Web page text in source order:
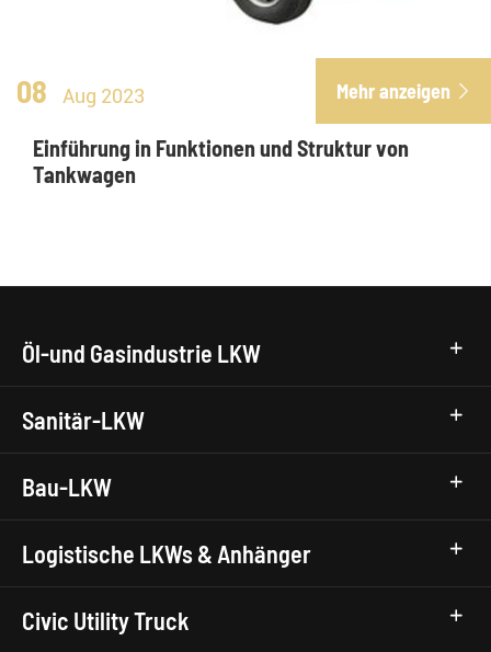
08 Aug 2023 Mehr anzeigen 
Einführung in Funktionen und Struktur von
Tankwagen
Öl-und Gasindustrie LKW
Sanitär-LKW
Bau-LKW
Logistische LKWs & Anhänger
Civic Utility Truck